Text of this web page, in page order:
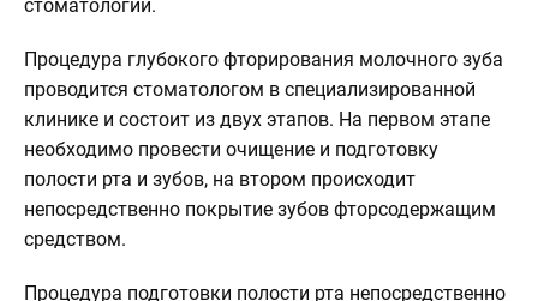
стоматологии.
Процедура глубокого фторирования молочного зуба
проводится стоматологом в специализированной
клинике и состоит из двух этапов. На первом этапе
необходимо провести очищение и подготовку
полости рта и зубов, на втором происходит
непосредственно покрытие зубов фторсодержащим
средством.
Процедура подготовки полости рта непосредственно